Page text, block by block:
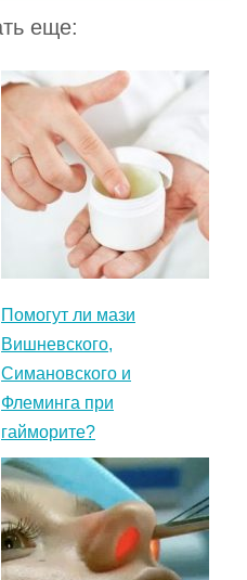
Помогут ли мази
Вишневского,
Симановского и
Флеминга при
гайморите?